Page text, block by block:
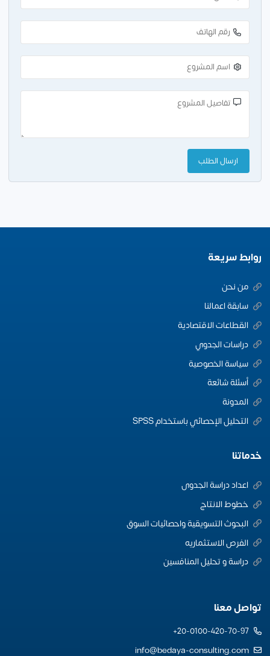
روابط سريعة
من نحن
سابقة اعمالنا
القطاعات الاقتصادية
دراسات الجدوي
سياسة الخصوصية
أسئلة شائعة
المدونة
التحليل الإحصائي باستخدام SPSS
خدماتنا
اعداد دراسة الجدوى
خطوط الانتاج
البحوث التسويقية واحصائيات السوق
الفرص الاستثماريه
دراسة و تحليل المنافسين
تواصل معنا
20-0100-420-70-97+
info@bedaya-consulting.com